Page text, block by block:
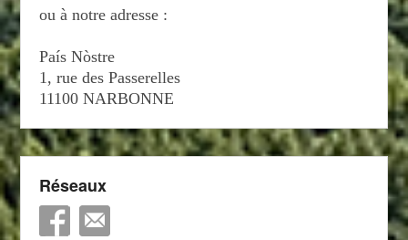
ou à notre adresse :
País Nòstre
1, rue des Passerelles
11100 NARBONNE
Réseaux